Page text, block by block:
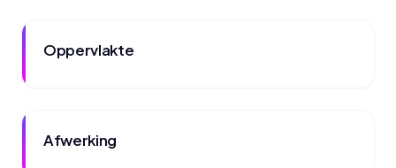
Oppervlakte
Afwerking